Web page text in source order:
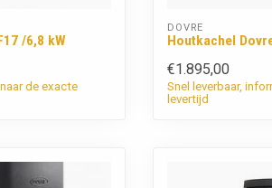
/6,8 kW
de exacte
DOVRE
Houtkachel
€1.895,00
Snel leverbaar,
levertijd